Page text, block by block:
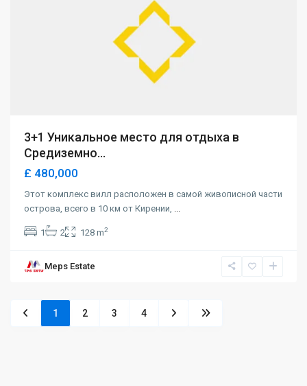
3+1 Уникальное место для отдыха в
Средиземно...
£ 480,000
Этот комплекс вилл расположен в самой живописной части
острова, всего в 10 км от Кирении, ...
1 2 128 m2
Meps Estate
1 2 3 4